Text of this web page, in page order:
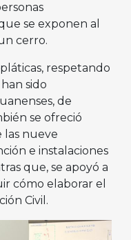
se exponen al
cerro.
respetando
sido
de
se ofreció
las nueve
e instalaciones
que, se apoyó a
cómo elaborar el
Civil.